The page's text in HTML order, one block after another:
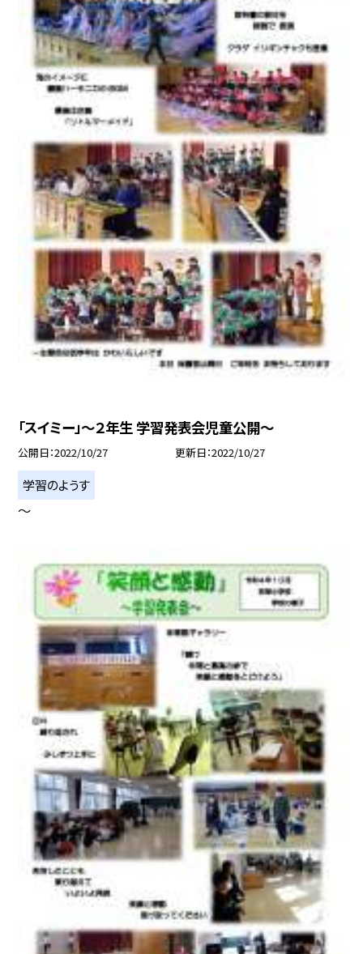
「スイミー」〜２年生 学習発表会児童公開〜
公開日 2022/10/27 更新日 2022/10/27
学習のようす
〜